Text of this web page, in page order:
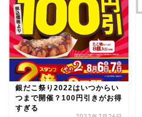
銀だこ祭り2022はいつからい
つまで開催？100円引きがお得
すぎる